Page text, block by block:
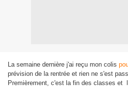
La semaine dernière j'ai reçu mon colis
prévision de la rentrée et rien ne s'est
Premièrement, c'est la fin des classes et